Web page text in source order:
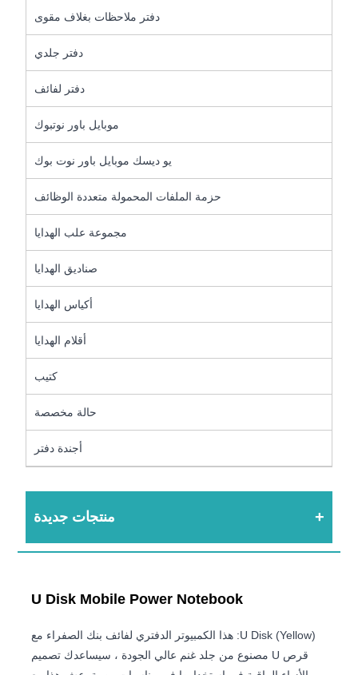
دفتر ملاحظات بغلاف مقوى
دفتر جلدي
دفتر لفائف
موبايل باور نوتبوك
يو ديسك موبايل باور نوت بوك
حزمة الملفات المحمولة متعددة الوظائف
مجموعة علب الهدايا
صناديق الهدايا
أكياس الهدايا
أقلام الهدايا
كتيب
حالة مخصصة
أجندة دفتر
منتجات جديدة
U Disk Mobile Power Notebook
U Disk (Yellow): هذا الكمبيوتر الدفتري لفائف بنك الصفراء مع
قرص U مصنوع من جلد غنم عالي الجودة ، سيساعدك تصميم